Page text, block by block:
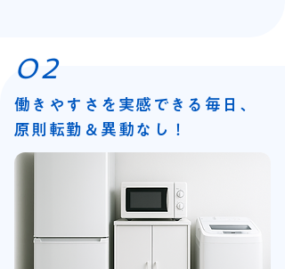
02
働きやすさを実感できる毎日、
原則転勤＆異動なし！